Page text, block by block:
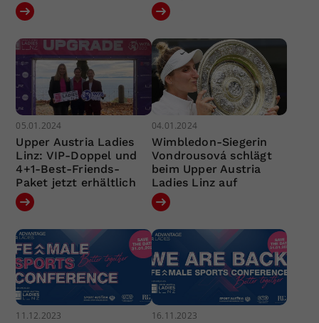
05.01.2024
Upper Austria Ladies
Linz: VIP-Doppel und
4+1-Best-Friends-
Paket jetzt erhältlich
04.01.2024
Wimbledon-Siegerin
Vondrousová schlägt
beim Upper Austria
Ladies Linz auf
11.12.2023 16.11.2023